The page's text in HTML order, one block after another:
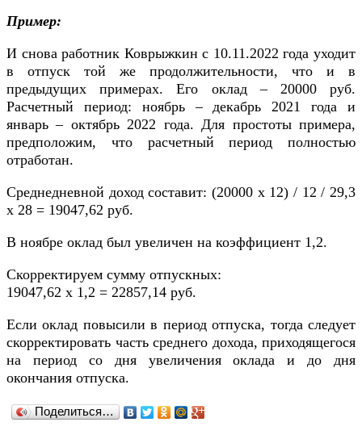
Пример:
И снова работник Коврыжкин с 10.11.2022 года уходит
в отпуск той же продолжительности, что и в
предыдущих примерах. Его оклад – 20000 руб.
Расчетный период: ноябрь – декабрь 2021 года и
январь – октябрь 2022 года. Для простоты примера,
предположим, что расчетный период полностью
отработан.
Среднедневной доход составит: (20000 х 12) / 12 / 29,3
х 28 = 19047,62 руб.
В ноябре оклад был увеличен на коэффициент 1,2.
Скорректируем сумму отпускных:
19047,62 х 1,2 = 22857,14 руб.
Если оклад повысили в период отпуска, тогда следует
скорректировать часть среднего дохода, приходящегося
на период со дня увеличения оклада и до дня
окончания отпуска.
Поделиться…